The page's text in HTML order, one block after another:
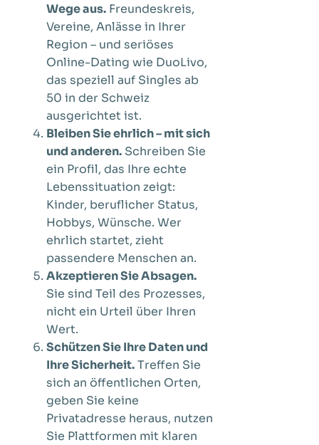
Wege aus.Freundeskreis,
Vereine, Anlässe in Ihrer
Region – und seriöses
Online-Dating wie DuoLivo,
das speziell auf Singles ab
50 in der Schweiz
ausgerichtet ist.
Bleiben Sie ehrlich – mit sich
und anderen.Schreiben Sie
ein Profil, das Ihre echte
Lebenssituation zeigt:
Kinder, beruflicher Status,
Hobbys, Wünsche. Wer
ehrlich startet, zieht
passendere Menschen an.
Akzeptieren Sie Absagen.
Sie sind Teil des Prozesses,
nicht ein Urteil über Ihren
Wert.
Schützen Sie Ihre Daten und
Ihre Sicherheit.Treffen Sie
sich an öffentlichen Orten,
geben Sie keine
Privatadresse heraus, nutzen
Sie Plattformen mit klaren